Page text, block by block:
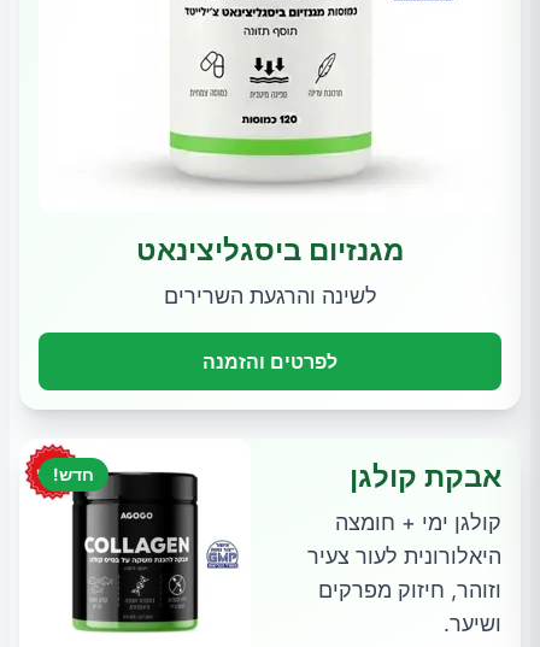
מגנזיום ביסגליצינאט
לשינה והרגעת השרירים
לפרטים והזמנה
חדש! אבקת קולגן
קולגן ימי + חומצה
היאלורונית לעור צעיר
וזוהר, חיזוק מפרקים
ושיער.